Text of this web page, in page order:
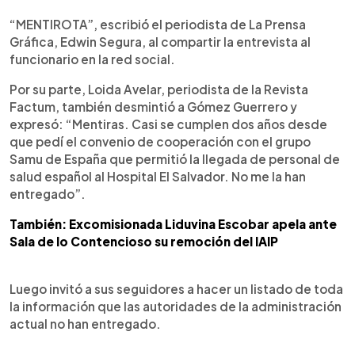
“MENTIROTA”, escribió el periodista de La Prensa
Gráfica, Edwin Segura, al compartir la entrevista al
funcionario en la red social.
Por su parte, Loida Avelar, periodista de la Revista
Factum, también desmintió a Gómez Guerrero y
expresó: “Mentiras. Casi se cumplen dos años desde
que pedí el convenio de cooperación con el grupo
Samu de España que permitió la llegada de personal de
salud español al Hospital El Salvador. No me la han
entregado”.
También: Excomisionada Liduvina Escobar apela ante
Sala de lo Contencioso su remoción del IAIP
Luego invitó a sus seguidores a hacer un listado de toda
la información que las autoridades de la administración
actual no han entregado.